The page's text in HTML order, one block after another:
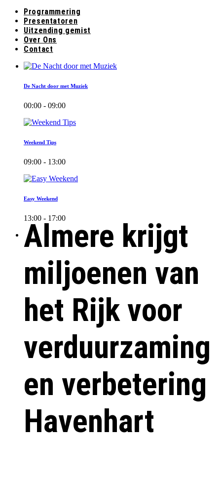
Programmering
Presentatoren
Uitzending gemist
Over Ons
Contact
De Nacht door met Muziek
00:00 - 09:00
Weekend Tips
09:00 - 13:00
Easy Weekend
13:00 - 17:00
Almere krijgt
miljoenen van
het Rijk voor
verduurzaming
en verbetering
Havenhart